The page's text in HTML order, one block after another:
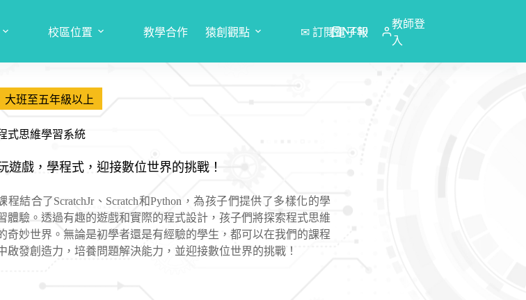
校區位置 教學合作 猿創觀點 ✉ 訂閱電子報
購
NT$0
教師登
入
大班至五年級以上
式思維學習系統
遊戲，學程式，迎接數位世界的挑戰！
程結合了ScratchJr、Scratch和Python，為孩子們提供了多樣化的學
體驗。透過有趣的遊戲和實際的程式設計，孩子們將探索程式思維
奇妙世界。無論是初學者還是有經驗的學生，都可以在我們的課程
啟發創造力，培養問題解決能力，並迎接數位世界的挑戰！